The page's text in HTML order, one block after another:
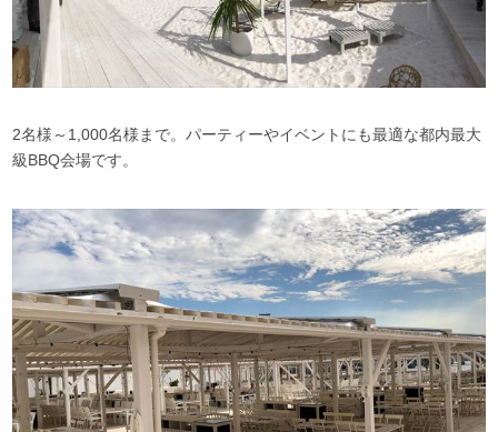
2名様～1,000名様まで。パーティーやイベントにも最適な都内最大
級BBQ会場です。